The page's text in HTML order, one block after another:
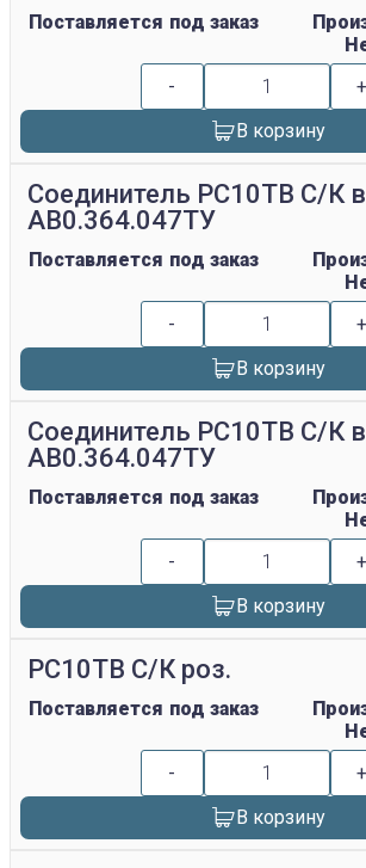
Поставляется под заказ
-
+
В корзину
Соединитель РС10ТВ С/К
АВ0.364.047ТУ
Поставляется под заказ
-
+
В корзину
Соединитель РС10ТВ С/К
АВ0.364.047ТУ
Поставляется под заказ
-
+
В корзину
РС10ТВ С/К роз.
Поставляется под заказ
-
+
В корзину